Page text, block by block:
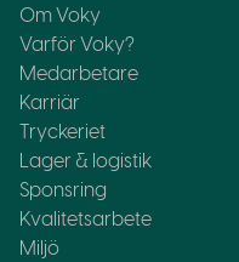
Om Voky
Varför Voky?
Medarbetare
Karriär
Tryckeriet
Lager & logistik
Sponsring
Kvalitetsarbete
Miljö